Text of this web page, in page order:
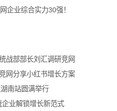
企业综合实力30强！
战部部长刘汇调研竞网
网分享小红书增长方案
南站圆满举行
企业解锁增长新范式